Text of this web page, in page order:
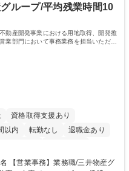
ら広報関連業務を行っておりま
ループ/平均残業時間10
動産開発事業における用地取得、開発推
業部門において事務業務を担当いただき
資格取得支援あり
以内 転勤なし
退職金あり
あり